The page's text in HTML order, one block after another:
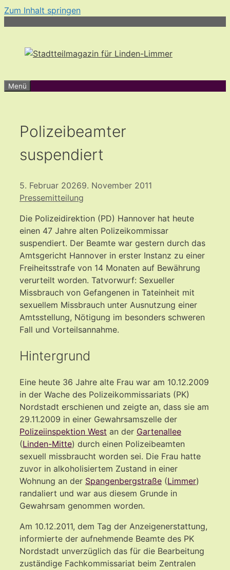
Zum Inhalt springen
Menü
Polizeibeamter
suspendiert
5. Februar 20269. November 2011
Pressemitteilung
Die Polizeidirektion (PD) Hannover hat heute
einen 47 Jahre alten Polizeikommissar
suspendiert. Der Beamte war gestern durch das
Amtsgericht Hannover in erster Instanz zu einer
Freiheitsstrafe von 14 Monaten auf Bewährung
verurteilt worden. Tatvorwurf: Sexueller
Missbrauch von Gefangenen in Tateinheit mit
sexuellem Missbrauch unter Ausnutzung einer
Amtsstellung, Nötigung im besonders schweren
Fall und Vorteilsannahme.
Hintergrund
Eine heute 36 Jahre alte Frau war am 10.12.2009
in der Wache des Polizeikommissariats (PK)
Nordstadt erschienen und zeigte an, dass sie am
29.11.2009 in einer Gewahrsamszelle der
Polizeiinspektion West an der Gartenallee
(Linden-Mitte) durch einen Polizeibeamten
sexuell missbraucht worden sei. Die Frau hatte
zuvor in alkoholisiertem Zustand in einer
Wohnung an der Spangenbergstraße (Limmer)
randaliert und war aus diesem Grunde in
Gewahrsam genommen worden.
Am 10.12.2011, dem Tag der Anzeigenerstattung,
informierte der aufnehmende Beamte des PK
Nordstadt unverzüglich das für die Bearbeitung
zuständige Fachkommissariat beim Zentralen